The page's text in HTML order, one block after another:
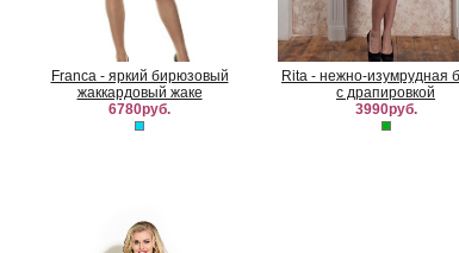
Franca - яркий бирюзовый
жаккардовый жаке
6780руб.
Rita - нежно-изумрудная
с драпировкой
3990руб.